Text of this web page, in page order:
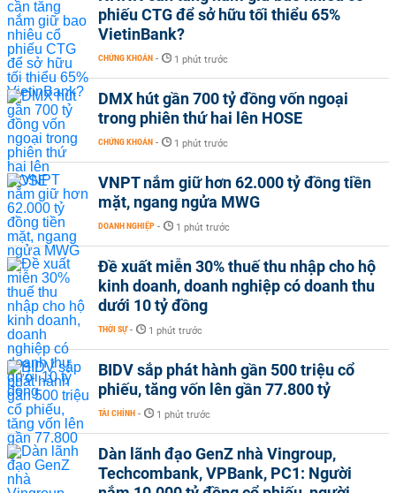
phiếu CTG để sở hữu tối thiểu 65%
VietinBank?
CHỨNG KHOÁN - 1 phút trước
DMX hút gần 700 tỷ đồng vốn ngoại
trong phiên thứ hai lên HOSE
CHỨNG KHOÁN - 1 phút trước
VNPT nắm giữ hơn 62.000 tỷ đồng tiền
mặt, ngang ngửa MWG
DOANH NGHIỆP - 1 phút trước
Đề xuất miễn 30% thuế thu nhập cho hộ
kinh doanh, doanh nghiệp có doanh thu
dưới 10 tỷ đồng
THỜI SỰ - 1 phút trước
BIDV sắp phát hành gần 500 triệu cổ
phiếu, tăng vốn lên gần 77.800 tỷ
TÀI CHÍNH - 1 phút trước
Dàn lãnh đạo GenZ nhà Vingroup,
Techcombank, VPBank, PC1: Người